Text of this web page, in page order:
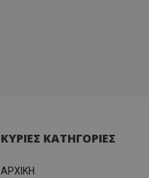
ΚΥΡΙΕΣ ΚΑΤΗΓΟΡΙΕΣ
ΑΡΧΙΚΗ